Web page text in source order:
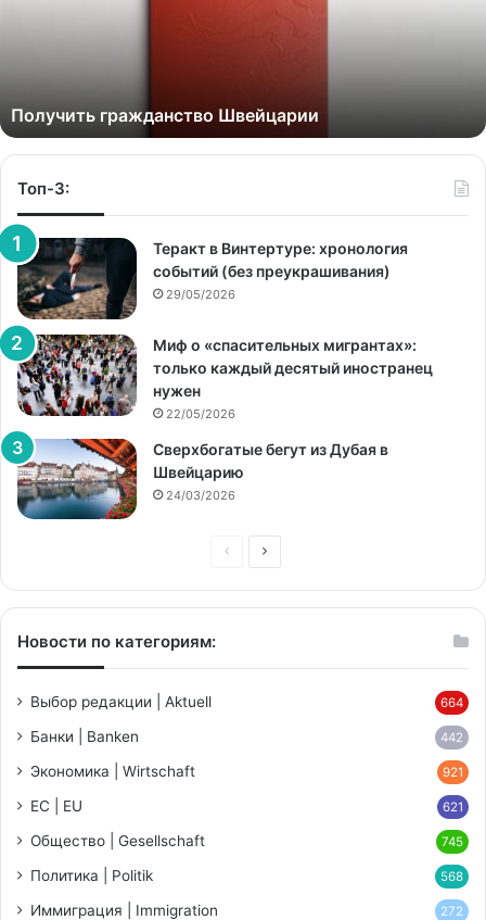
Получить гражданство Швейцарии
Топ-3:
Теракт в Винтертуре: хронология
событий (без преукрашивания)
29/05/2026
Миф о «спасительных мигрантах»:
только каждый десятый иностранец
нужен
22/05/2026
Сверхбогатые бегут из Дубая в
Швейцарию
24/03/2026
Предыдущая
Следующая
Новости по категориям:
Выбор редакции | Aktuell 664
Банки | Banken 442
Экономика | Wirtschaft 921
ЕС | EU 621
Общество | Gesellschaft 745
Политика | Politik 568
Иммиграция | Immigration 272